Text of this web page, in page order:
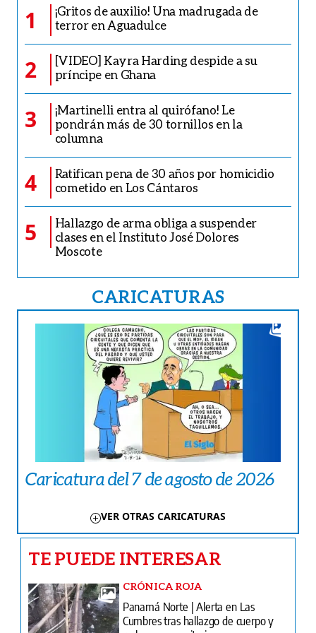
1
¡Gritos de auxilio! Una madrugada de
terror en Aguadulce
2
[VIDEO] Kayra Harding despide a su
príncipe en Ghana
3
¡Martinelli entra al quirófano! Le
pondrán más de 30 tornillos en la
columna
4
Ratifican pena de 30 años por homicidio
cometido en Los Cántaros
5
Hallazgo de arma obliga a suspender
clases en el Instituto José Dolores
Moscote
CARICATURAS
Caricatura del 7 de agosto de 2026
VER OTRAS CARICATURAS
TE PUEDE INTERESAR
CRÓNICA ROJA
Panamá Norte | Alerta en Las
Cumbres tras hallazgo de cuerpo y